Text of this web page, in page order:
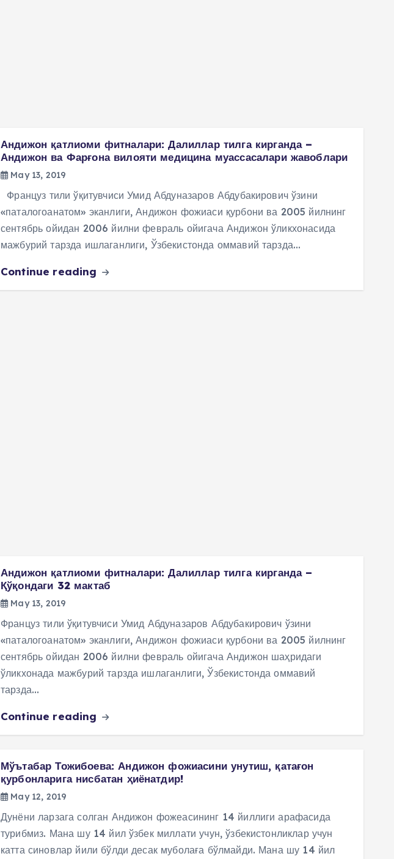
Андижон қатлиоми фитналари: Далиллар тилга кирганда –
Андижон ва Фарғона вилояти медицина муассасалари жавоблари
May 13, 2019
Француз тили ўқитувчиси Умид Абдуназаров Абдубакирович ўзини
«паталогоанатом» эканлиги, Андижон фожиаси қурбони ва 2005 йилнинг
сентябрь ойидан 2006 йилни февраль ойигача Андижон ўликхонасида
мажбурий тарзда ишлаганлиги, Ўзбекистонда оммавий тарзда…
Continue reading
Андижон қатлиоми фитналари: Далиллар тилга кирганда –
Қўқондаги 32 мактаб
May 13, 2019
Француз тили ўқитувчиси Умид Абдуназаров Абдубакирович ўзини
«паталогоанатом» эканлиги, Андижон фожиаси қурбони ва 2005 йилнинг
сентябрь ойидан 2006 йилни февраль ойигача Андижон шаҳридаги
ўликхонада мажбурий тарзда ишлаганлиги, Ўзбекистонда оммавий
тарзда…
Continue reading
Мўътабар Тожибоева: Андижон фожиасини унутиш, қатағон
қурбонларига нисбатан ҳиёнатдир!
May 12, 2019
Дунёни ларзага солган Андижон фожеасининг 14 йиллиги арафасида
турибмиз. Мана шу 14 йил ўзбек миллати учун, ўзбекистонликлар учун
катта синовлар йили бўлди десак муболаға бўлмайди. Мана шу 14 йил